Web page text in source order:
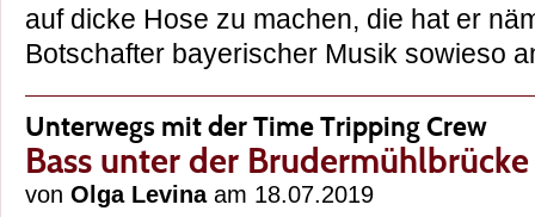
auf dicke Hose zu machen, die hat er
Botschafter bayerischer Musik
Unterwegs mit der Time Tripping Crew
Bass unter der Brudermühlbrücke
von Olga Levinaam 18.07.2019